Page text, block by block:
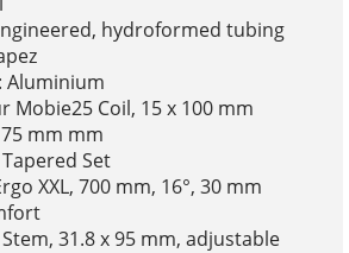
hydroformed tubing
Aluminium
Mobie25 Coil, 15 x 100 mm
mm mm
Set
XXL, 700 mm, 16°, 30 mm
Stem, 31.8 x 95 mm, adjustable